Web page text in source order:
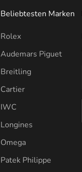
Beliebtesten Marken
Rolex
Audemars Piguet
Breitling
Cartier
IWC
Longines
Omega
Patek Philippe